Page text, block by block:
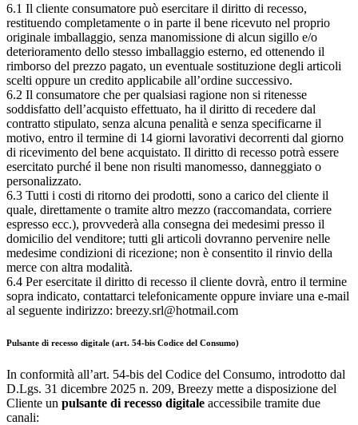
6.1 Il cliente consumatore può esercitare il diritto di recesso,
restituendo completamente o in parte il bene ricevuto nel proprio
originale imballaggio, senza manomissione di alcun sigillo e/o
deterioramento dello stesso imballaggio esterno, ed ottenendo il
rimborso del prezzo pagato, un eventuale sostituzione degli articoli
scelti oppure un credito applicabile all’ordine successivo.
6.2 Il consumatore che per qualsiasi ragione non si ritenesse
soddisfatto dell’acquisto effettuato, ha il diritto di recedere dal
contratto stipulato, senza alcuna penalità e senza specificarne il
motivo, entro il termine di 14 giorni lavorativi decorrenti dal giorno
di ricevimento del bene acquistato. Il diritto di recesso potrà essere
esercitato purché il bene non risulti manomesso, danneggiato o
personalizzato.
6.3 Tutti i costi di ritorno dei prodotti, sono a carico del cliente il
quale, direttamente o tramite altro mezzo (raccomandata, corriere
espresso ecc.), provvederà alla consegna dei medesimi presso il
domicilio del venditore; tutti gli articoli dovranno pervenire nelle
medesime condizioni di ricezione; non è consentito il rinvio della
merce con altra modalità.
6.4 Per esercitate il diritto di recesso il cliente dovrà, entro il termine
sopra indicato, contattarci telefonicamente oppure inviare una e-mail
al seguente indirizzo: breezy.srl@hotmail.com
Pulsante di recesso digitale (art. 54-bis Codice del Consumo)
In conformità all’art. 54-bis del Codice del Consumo, introdotto dal
D.Lgs. 31 dicembre 2025 n. 209, Breezy mette a disposizione del
Cliente un pulsante di recesso digitale accessibile tramite due
canali: